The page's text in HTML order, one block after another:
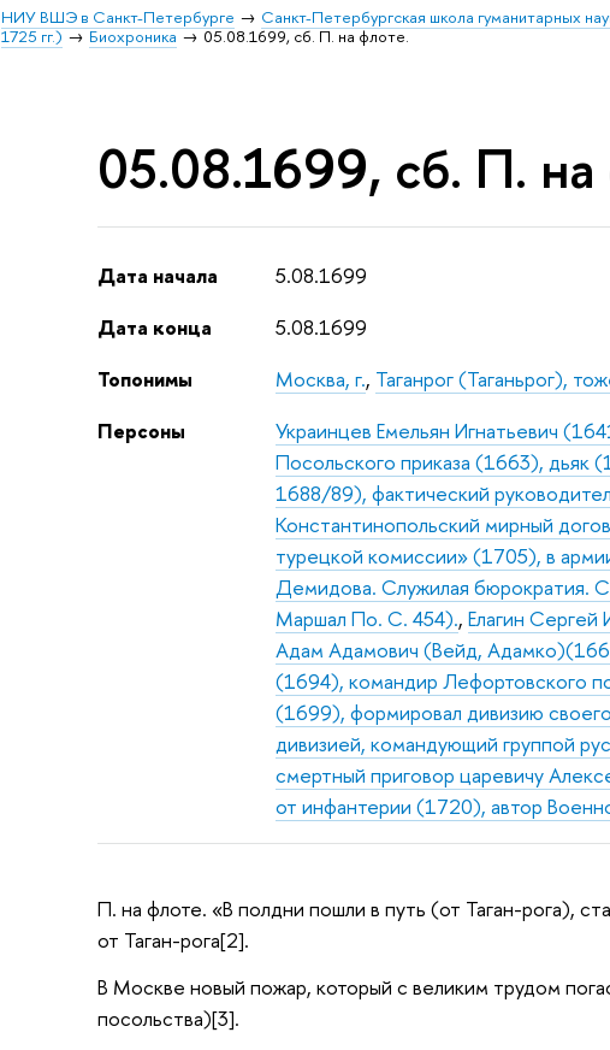
НИУ ВШЭ в Санкт-Петербурге Санкт-Петербургская школа гуманитарных
1725 гг.)
Биохроника 05.08.1699, сб. П. на флоте.
05.08.1699, сб. П. на
Дата начала
5.08.1699
Дата конца
5.08.1699
Топонимы
Москва, г., Таганрог (Таганьрог),
Персоны
Украинцев Емельян Игнатьевич
Посольского приказа (1663),
1688/89), фактический
Константинопольский мирный
турецкой комиссии» (1705), в
Демидова. Служилая бюрократия.
Маршал По. С. 454).,Елагин
Адам Адамович (Вейд,
(1694), командир Лефортовского
(1699), формировал дивизию
дивизией, командующий группой
смертный приговор царевичу
от инфантерии (1720), автор
П. на флоте. «В полдни пошли в путь (от Таган-рога),
от Таган-рога[2].
В Москве новый пожар, который с великим трудом
посольства)[3].